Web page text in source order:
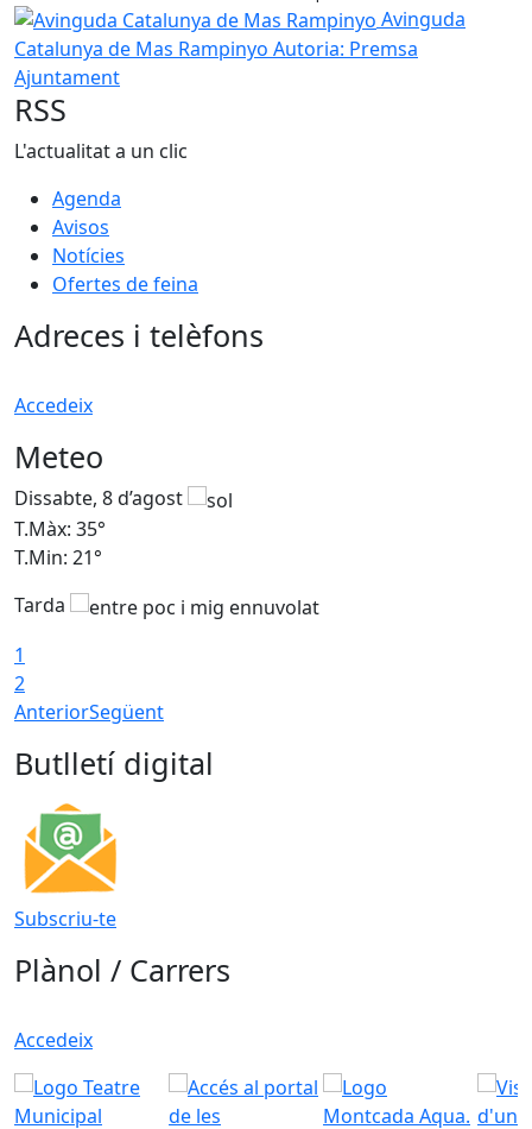
Avinguda Catalunya de Mas Rampinyo
Avinguda
Catalunya de Mas Rampinyo Autoria: Premsa
Ajuntament
RSS
L'actualitat a un clic
Agenda
Avisos
Notícies
Ofertes de feina
Adreces i telèfons
Accedeix
Meteo
Dissabte, 8 d’agost
T.Màx: 35°
T.Min: 21°
Tarda
1
2
AnteriorSegüent
Butlletí digital
Subscriu-te
Plànol / Carrers
Accedeix